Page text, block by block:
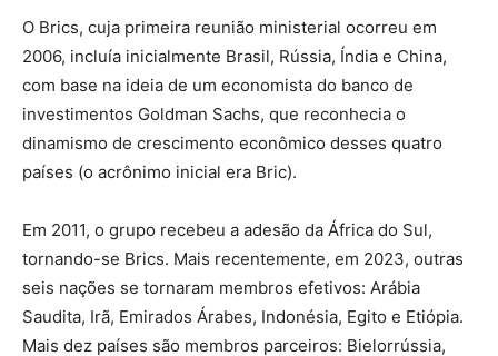
O Brics, cuja primeira reunião ministerial ocorreu em
2006, incluía inicialmente Brasil, Rússia, Índia e China,
com base na ideia de um economista do banco de
investimentos Goldman Sachs, que reconhecia o
dinamismo de crescimento econômico desses quatro
países (o acrônimo inicial era Bric).
Em 2011, o grupo recebeu a adesão da África do Sul,
tornando-se Brics. Mais recentemente, em 2023, outras
seis nações se tornaram membros efetivos: Arábia
Saudita, Irã, Emirados Árabes, Indonésia, Egito e Etiópia.
Mais dez países são membros parceiros: Bielorrússia,